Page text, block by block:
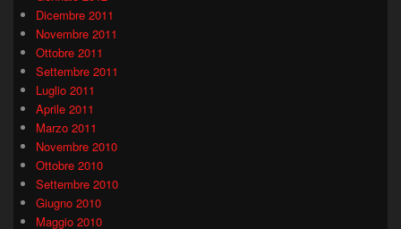
Dicembre 2011
Novembre 2011
Ottobre 2011
Settembre 2011
Luglio 2011
Aprile 2011
Marzo 2011
Novembre 2010
Ottobre 2010
Settembre 2010
Giugno 2010
Maggio 2010